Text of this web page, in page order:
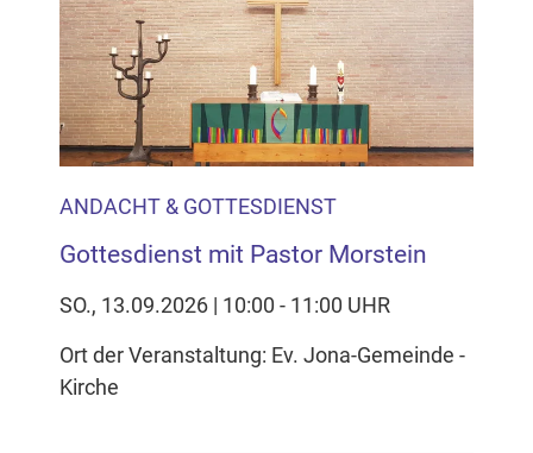
ANDACHT & GOTTESDIENST
Gottesdienst mit Pastor Morstein
SO., 13.09.2026 | 10:00 - 11:00 UHR
Ort der Veranstaltung: Ev. Jona-Gemeinde -
Kirche